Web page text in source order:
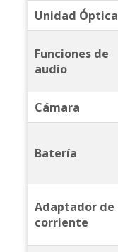
Unidad Óptica
Funciones de
audio
Cámara
Batería
Adaptador de
corriente